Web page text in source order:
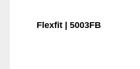
Flexfit | 5003FB